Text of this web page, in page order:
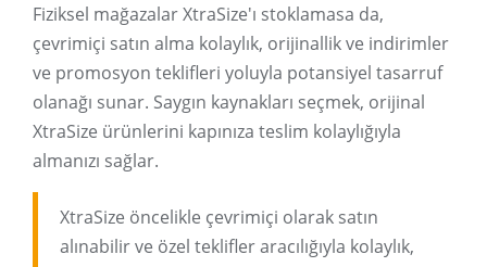
Fiziksel mağazalar XtraSize'ı stoklamasa da,
çevrimiçi satın alma kolaylık, orijinallik ve indirimler
ve promosyon teklifleri yoluyla potansiyel tasarruf
olanağı sunar. Saygın kaynakları seçmek, orijinal
XtraSize ürünlerini kapınıza teslim kolaylığıyla
almanızı sağlar.
XtraSize öncelikle çevrimiçi olarak satın
alınabilir ve özel teklifler aracılığıyla kolaylık,